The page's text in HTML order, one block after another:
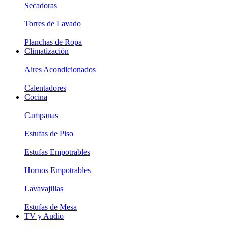
Secadoras
Torres de Lavado
Planchas de Ropa
Climatización
Aires Acondicionados
Calentadores
Cocina
Campanas
Estufas de Piso
Estufas Empotrables
Hornos Empotrables
Lavavajillas
Estufas de Mesa
TV y Audio